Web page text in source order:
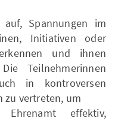
auf, Spannungen im
Initiativen oder
und ihnen
Teilnehmerinnen
in kontroversen
zu vertreten, um
effektiv,